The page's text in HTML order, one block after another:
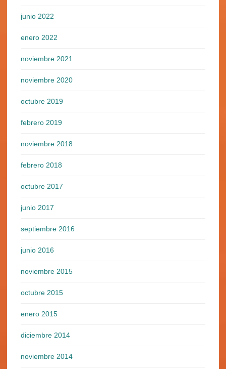
junio 2022
enero 2022
noviembre 2021
noviembre 2020
octubre 2019
febrero 2019
noviembre 2018
febrero 2018
octubre 2017
junio 2017
septiembre 2016
junio 2016
noviembre 2015
octubre 2015
enero 2015
diciembre 2014
noviembre 2014